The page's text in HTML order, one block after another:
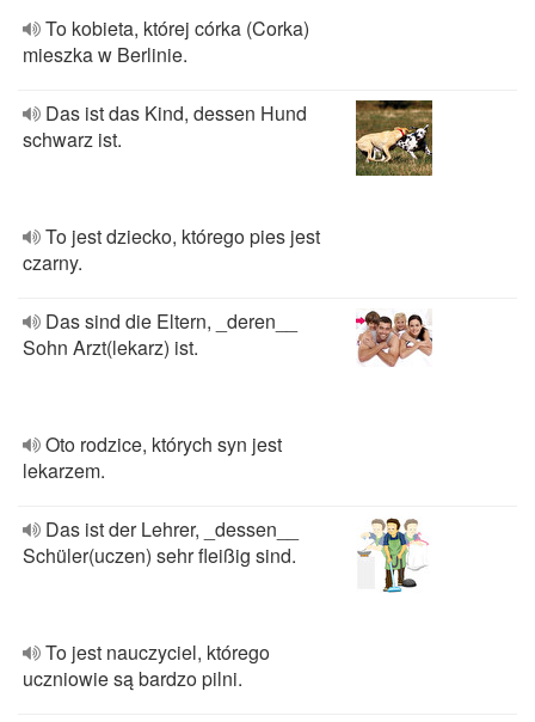
To kobieta, której córka (Corka)
mieszka w Berlinie.
Das ist das Kind, dessen Hund
schwarz ist.
To jest dziecko, którego pies jest
czarny.
Das sind die Eltern, _deren__
Sohn Arzt(lekarz) ist.
Oto rodzice, których syn jest
lekarzem.
Das ist der Lehrer, _dessen__
Schüler(uczen) sehr fleißig sind.
To jest nauczyciel, którego
uczniowie są bardzo pilni.